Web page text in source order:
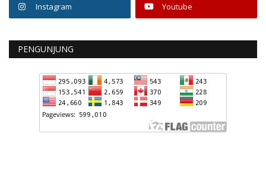
Instagram Youtube
PENGUNJUNG